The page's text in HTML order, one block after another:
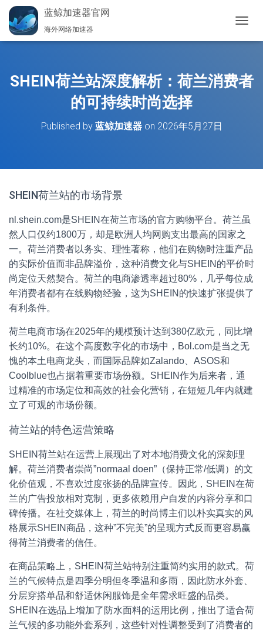
蓝鲸加速器官网
海外网络加速器
换
SHEIN荷兰站深度解析：荷兰消费者
的可持续时尚选择
Published by 蓝鲸加速器on 2026年5月27日
SHEIN荷兰站的市场背景
nl.shein.com是SHEIN在荷兰市场的官方购物平台。荷兰虽
然人口仅约1800万，却是欧洲人均网购支出最高的国家之
一。荷兰消费者以务实、理性著称，他们在购物时注重产品
的实际价值而非品牌溢价，这种消费文化与SHEIN的平价时
尚定位天然契合。荷兰的电商渗透率超过80%，几乎每位成
年消费者都有在线购物经验，这为SHEIN的快速扩张提供了
有利条件。
荷兰电商市场在2025年的规模预计达到380亿欧元，同比增
长约10%。在这个高度数字化的市场中，Bol.com是当之无
愧的本土电商龙头，而国际品牌如Zalando、ASOS和
Coolblue也占据着重要市场份额。SHEIN作为后来者，通
过精准的市场定位和高效的社会化营销，在短短几年内就建
立了可观的市场份额。
荷兰站的特色运营策略
SHEIN荷兰站在运营上展现出了对本地消费文化的深刻理
解。荷兰消费者崇尚”normaal doen”（保持正常/低调）的文
化价值观，不喜欢过度张扬的品牌宣传。因此，SHEIN在荷
兰的广告投放相对克制，更多依赖用户自发的内容分享和口
碑传播。在社交媒体上，荷兰的时尚博主们以朴实真实的风
格展示SHEIN商品，这种”不完美”的呈现方式反而更容易赢
得荷兰消费者的信任。
在商品策略上，SHEIN荷兰站特别注重简约实用的款式。荷
兰的气候特点是四季分明但冬季温和多雨，因此防水外套、
分层穿搭单品和舒适休闲服饰是全年需求旺盛的品类。
SHEIN在选品上增加了防水面料的运用比例，推出了适合荷
兰气候的多功能外套系列，这些针对性调整受到了消费者的